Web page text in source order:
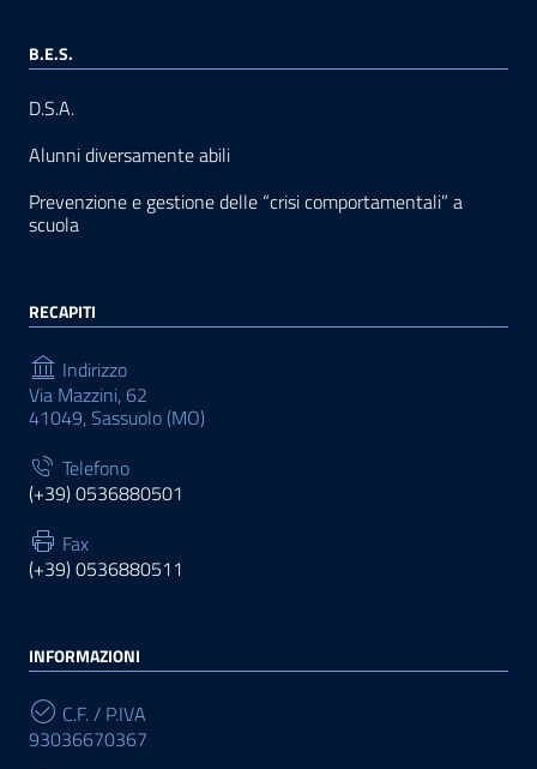
B.E.S.
D.S.A.
Alunni diversamente abili
Prevenzione e gestione delle “crisi comportamentali” a
scuola
RECAPITI
Indirizzo
Via Mazzini, 62
41049, Sassuolo (MO)
Telefono
(+39) 0536880501
Fax
(+39) 0536880511
INFORMAZIONI
C.F. / P.IVA
93036670367